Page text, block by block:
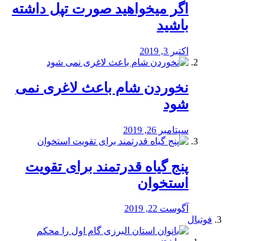
اگر میخواهید صورت تپل داشته
باشید
اکتبر 3, 2019
نخوردن شام باعث لاغری نمی
‌شود
سپتامبر 26, 2019
پنج گیاه قدرتمند برای تقویت
استخوان
آگوست 22, 2019
فوتبال